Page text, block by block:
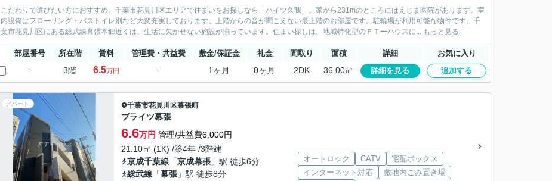
こだわりで選びたい方におすすめ。千葉市花見川区エリアで住まいをお探しなら「ハイツ久我」。家から231mのところにはえじま医院があります。室
内設備はフローリング・バストイレ別など大変充実しております。上階からの音が聞こえない最上階のお部屋です。駐輪場が利用可能な物件です。千
葉市花見川区にある総武線幕張本郷近くは、生活に欠かせない施設が揃っています。住まい探しは、地域特化型のＦＴーハウスに... もっと見る
部屋番号 所在階 賃料 管理費・共益費 敷金/保証金 礼金 間取り 面積 詳細 お気に入り
- 3階 6.5万円 - 1ヶ月 0ヶ月 2DK 36.00㎡ 詳細を見る 追加する
アパート 千葉市花見川区幕張町
ブライツ幕張
6.6万円 管理/共益費6,000円
21.10㎡ (1K) /築4年 /3階建
京成千葉線 「京成幕張 」駅 徒歩6分
総武線 「幕張 」駅 徒歩8分
オートロック CATV
宅配ボックス
インターネット対応
敷地内ごみ置き場